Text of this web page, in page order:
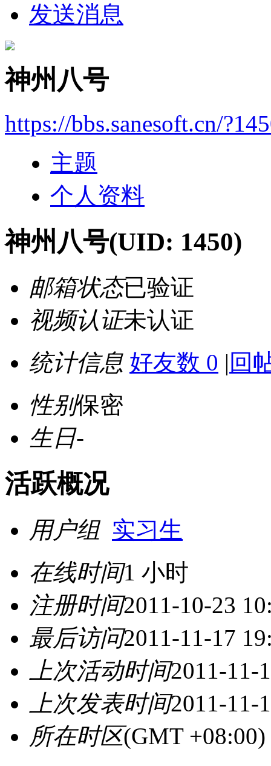
发送消息
神州八号
https://bbs.sanesoft.cn/
主题
个人资料
神州八号(UID: 1450)
邮箱状态已验证
视频认证未认证
统计信息 好友数 0 | 回
性别保密
生日-
活跃概况
用户组 实习生
在线时间1 小时
注册时间2011-10-23
最后访问2011-11-17
上次活动时间2011-11-
上次发表时间2011-11-
所在时区(GMT